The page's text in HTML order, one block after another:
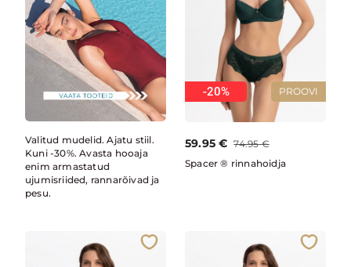
Valitud mudelid. Ajatu stiil.
Kuni -30%. Avasta hooaja
enim armastatud
ujumisriided, rannarõivad ja
pesu.
PROOVI
-20%
59.95 € 74.95 €
Spacer ® rinnahoidja